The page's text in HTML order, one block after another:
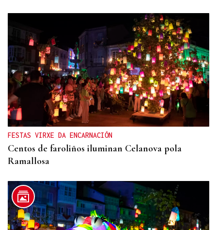
FESTAS VIRXE DA ENCARNACIÓN
Centos de faroliños iluminan Celanova pola
Ramallosa